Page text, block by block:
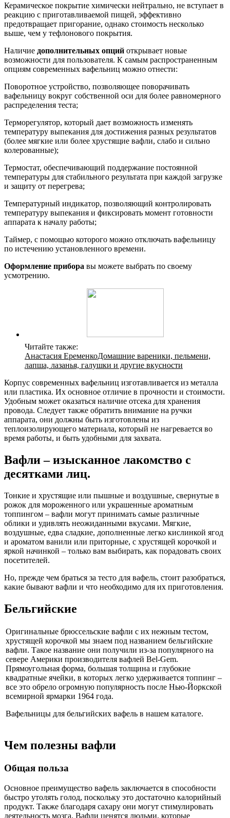
Керамическое покрытие химически нейтрально, не вступает в
реакцию с приготавливаемой пищей, эффективно
предотвращает пригорание, однако стоимость несколько
выше, чем у тефлонового покрытия.
Наличие дополнительных опций открывает новые
возможности для пользователя. К самым распространенным
опциям современных вафельниц можно отнести:
Поворотное устройство, позволяющее поворачивать
вафельницу вокруг собственной оси для более равномерного
распределения теста;
Терморегулятор, который дает возможность изменять
температуру выпекания для достижения разных результатов
(более мягкие или более хрустящие вафли, слабо и сильно
колерованные);
Термостат, обеспечивающий поддержание постоянной
температуры для стабильного результата при каждой загрузке
и защиту от перегрева;
Температурный индикатор, позволяющий контролировать
температуру выпекания и фиксировать момент готовности
аппарата к началу работы;
Таймер, с помощью которого можно отключать вафельницу
по истечению установленного времени.
Оформление прибора вы можете выбрать по своему
усмотрению.
Читайте также:
Анастасия ЕременкоДомашние вареники, пельмени,
лапша, лазанья, галушки и другие вкусности
Корпус современных вафельниц изготавливается из металла
или пластика. Их основное отличие в прочности и стоимости.
Удобным может оказаться наличие отсека для хранения
провода. Следует также обратить внимание на ручки
аппарата, они должны быть изготовлены из
теплоизолирующего материала, который не нагревается во
время работы, и быть удобными для захвата.
Вафли – изысканное лакомство с
десятками лиц.
Тонкие и хрустящие или пышные и воздушные, свернутые в
рожок для мороженного или украшенные ароматным
топпингом – вафли могут принимать самые различные
облики и удивлять неожиданными вкусами. Мягкие,
воздушные, едва сладкие, дополненные легко кислинкой ягод
и ароматом ванили или приторные, с хрустящей корочкой и
яркой начинкой – только вам выбирать, как порадовать своих
посетителей.
Но, прежде чем браться за тесто для вафель, стоит разобраться,
какие бывают вафли и что необходимо для их приготовления.
Бельгийские
Оригинальные брюссельские вафли с их нежным тестом,
хрустящей корочкой мы знаем под названием бельгийские
вафли. Такое название они получили из-за популярного на
севере Америки производителя вафлей Bel-Gem.
Прямоугольная форма, большая толщина и глубокие
квадратные ячейки, в которых легко удерживается топпинг –
все это обрело огромную популярность после Нью-Йоркской
всемирной ярмарки 1964 года.
Вафельницы для бельгийских вафель в нашем каталоге.
Чем полезны вафли
Общая польза
Основное преимущество вафель заключается в способности
быстро утолять голод, поскольку это достаточно калорийный
продукт. Также благодаря сахару они могут стимулировать
деятельность мозга. Вафли ценятся людьми, которые